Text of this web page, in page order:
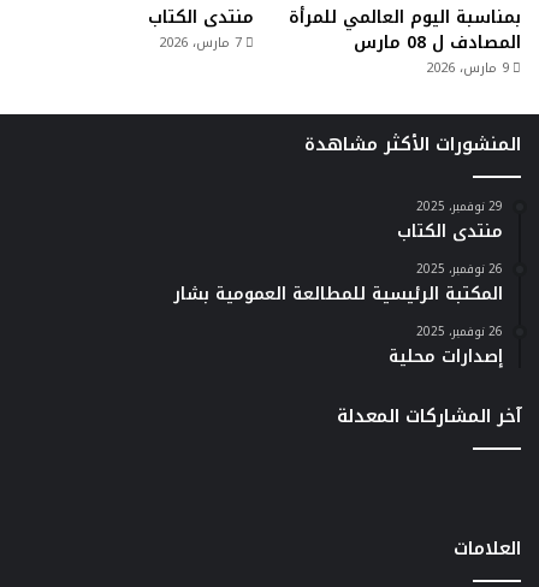
بمناسبة اليوم العالمي للمرأة
المصادف ل 08 مارس
9 مارس، 2026
منتدى الكتاب
7 مارس، 2026
المنشورات الأكثر مشاهدة
29 نوفمبر، 2025
منتدى الكتاب
26 نوفمبر، 2025
المكتبة الرئيسية للمطالعة العمومية بشار
26 نوفمبر، 2025
إصدارات محلية
آخر المشاركات المعدلة
العلامات